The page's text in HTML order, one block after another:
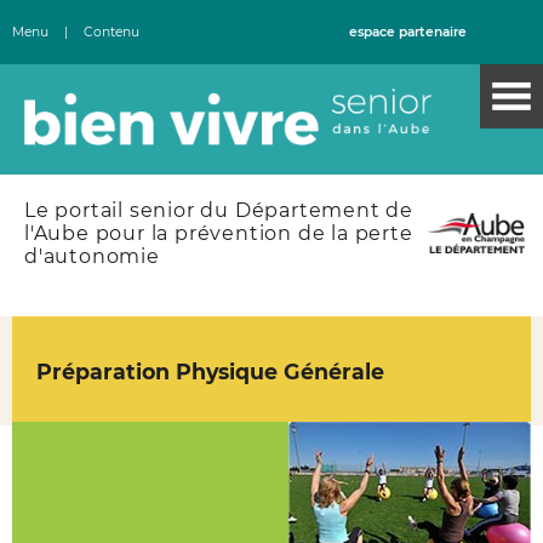
Menu | Contenu espace partenaire
Le portail senior du Département de
l'Aube pour la prévention de la perte
d'autonomie
Préparation Physique Générale